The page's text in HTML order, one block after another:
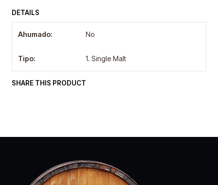
DETAILS
Ahumado: No
Tipo: 1. Single Malt
SHARE THIS PRODUCT